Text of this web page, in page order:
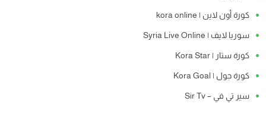
كورة أون لاين | kora online
سوريا لايف | Syria Live Online
كورة ستار | Kora Star
كورة جول | Kora Goal
سير تي في – Sir Tv